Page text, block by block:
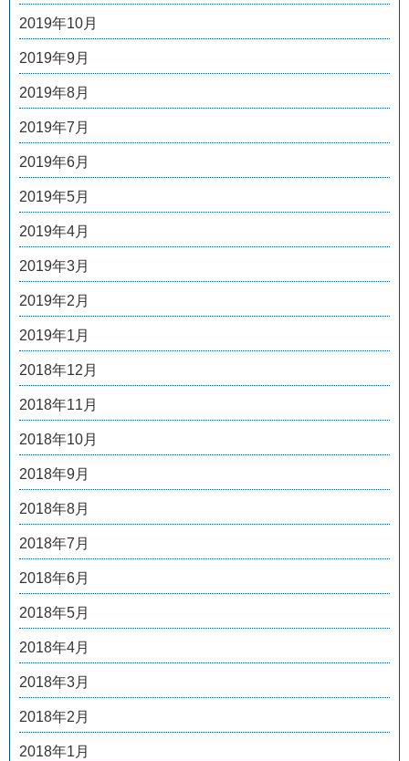
2019年10月
2019年9月
2019年8月
2019年7月
2019年6月
2019年5月
2019年4月
2019年3月
2019年2月
2019年1月
2018年12月
2018年11月
2018年10月
2018年9月
2018年8月
2018年7月
2018年6月
2018年5月
2018年4月
2018年3月
2018年2月
2018年1月